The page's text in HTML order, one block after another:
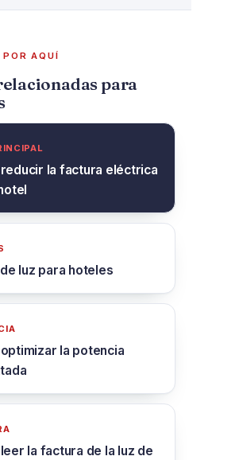
POR AQUÍ
para
la factura eléctrica
luz para hoteles
la potencia
la factura de la luz de